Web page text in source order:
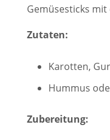
Gemüsesticks
Zutaten:
Karotten,
Hummus
Zubereitung: